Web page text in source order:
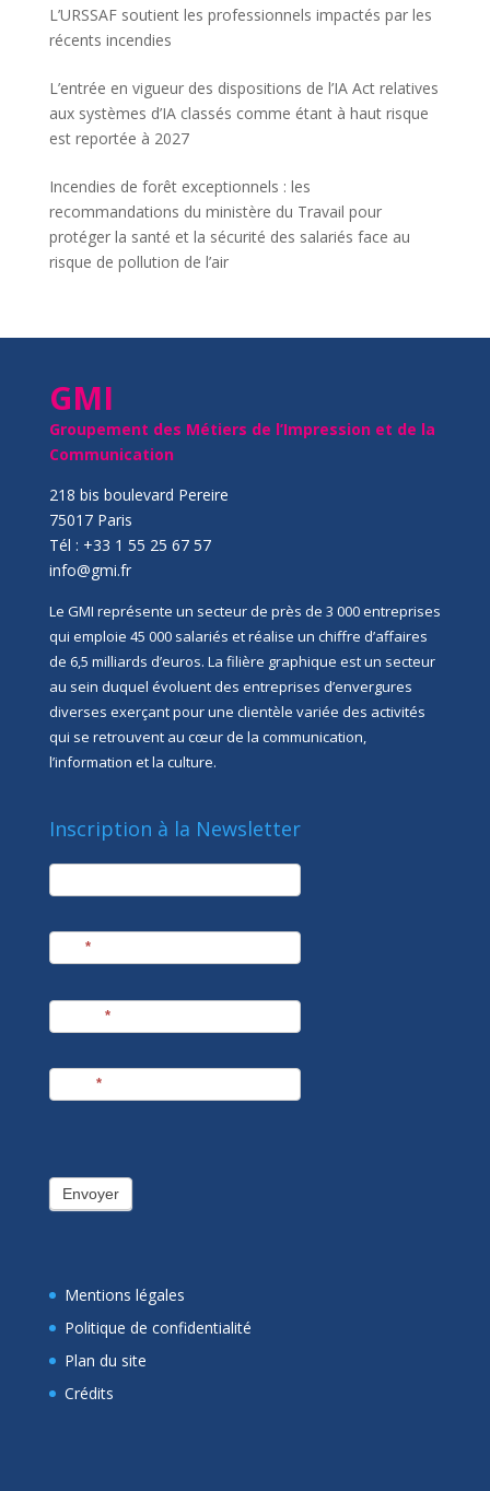
L’URSSAF soutient les professionnels impactés par les
récents incendies
L’entrée en vigueur des dispositions de l’IA Act relatives
aux systèmes d’IA classés comme étant à haut risque
est reportée à 2027
Incendies de forêt exceptionnels : les
recommandations du ministère du Travail pour
protéger la santé et la sécurité des salariés face au
risque de pollution de l’air
GMI
Groupement des Métiers de l’Impression et de la
Communication
218 bis boulevard Pereire
75017 Paris
Tél : +33 1 55 25 67 57
info@gmi.fr
Le GMI représente un secteur de près de 3 000 entreprises
qui emploie 45 000 salariés et réalise un chiffre d’affaires
de 6,5 milliards d’euros. La filière graphique est un secteur
au sein duquel évoluent des entreprises d’envergures
diverses exerçant pour une clientèle variée des activités
qui se retrouvent au cœur de la communication,
l’information et la culture.
Inscription à la Newsletter
newsletter
*
*
*
Envoyer
Mentions légales
Politique de confidentialité
Plan du site
Crédits